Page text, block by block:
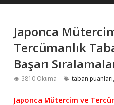
Japonca
Tercümanlık
Başarı
3810 Okuma taban puanları,
Japonca Mütercim ve